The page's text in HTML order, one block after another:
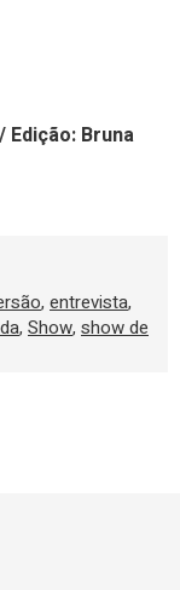
Edição: Bruna
, entrevista,
, Show, show de